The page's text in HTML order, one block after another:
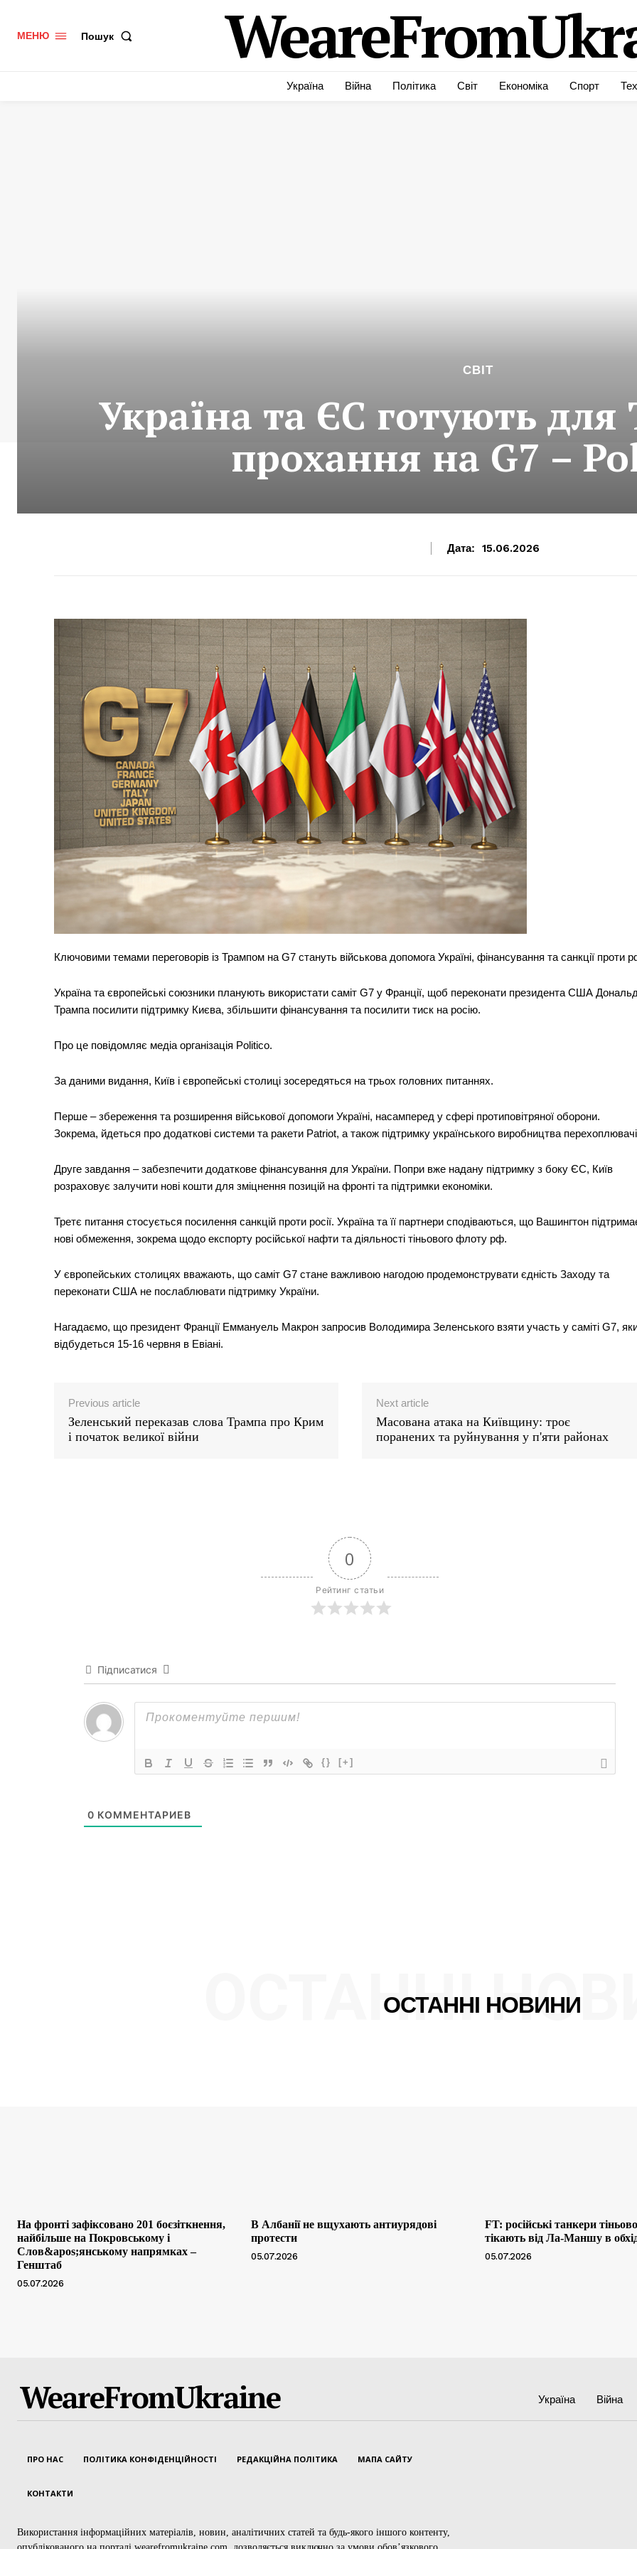
МЕНЮ Пошук
Україна Війна Політика Світ Економіка Спорт
СВІТ
Україна та ЄС готують
прохання на G7 –
Дата: 15.06.2026
Ключовими темами переговорів із Трампом на G7 стануть військова допомога Україні, фінансування та санкції проти
Україна та європейські союзники планують використати саміт G7 у Франції, щоб переконати президента США
Трампа посилити підтримку Києва, збільшити фінансування та посилити тиск на росію.
Про це повідомляє медіа організація Politico.
За даними видання, Київ і європейські столиці зосередяться на трьох головних питаннях.
Перше – збереження та розширення військової допомоги Україні, насамперед у сфері протиповітряної оборони.
Зокрема, йдеться про додаткові системи та ракети Patriot, а також підтримку українського виробництва
Друге завдання – забезпечити додаткове фінансування для України. Попри вже надану підтримку з боку ЄС, Київ
розраховує залучити нові кошти для зміцнення позицій на фронті та підтримки економіки.
Третє питання стосується посилення санкцій проти росії. Україна та її партнери сподіваються, що Вашингтон
нові обмеження, зокрема щодо експорту російської нафти та діяльності тіньового флоту рф.
У європейських столицях вважають, що саміт G7 стане важливою нагодою продемонструвати єдність Заходу та
переконати США не послаблювати підтримку України.
Нагадаємо, що президент Франції Еммануель Макрон запросив Володимира Зеленського взяти участь у саміті G7,
відбудеться 15-16 червня в Евіані.
Previous article
Зеленський переказав слова Трампа про Крим
і початок великої війни
Next article
Масована атака на Київщину: троє
поранених та руйнування у п'яти районах
0
Рейтинг статьи
Підписатися
{} [+]
0 КОММЕНТАРИЕВ
ОСТАННІ НОВИНИ
ОСТАННІ
На фронті зафіксовано 201 боєзіткнення,
найбільше на Покровському і
Слов&apos;янському напрямках –
Генштаб
05.07.2026
В Албанії не вщухають антиурядові
протести
05.07.2026
FT: російські танкери
тікають від Ла-Маншу в
05.07.2026
WeareFromUkraine Україна Війна
ПРО НАС ПОЛІТИКА КОНФІДЕНЦІЙНОСТІ РЕДАКЦІЙНА ПОЛІТИКА МАПА САЙТУ
КОНТАКТИ
Використання інформаційних матеріалів, новин, аналітичних статей та будь-якого іншого контенту,